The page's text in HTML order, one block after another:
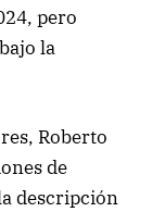
pero
la
Roberto
de
descripción